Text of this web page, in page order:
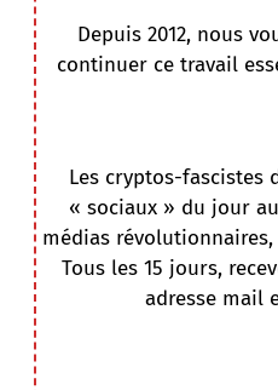
Depuis 2012, nous
continuer ce travail
Les cryptos-fascistes
« sociaux » du jour
médias
Tous les 15 jours,
adresse mail